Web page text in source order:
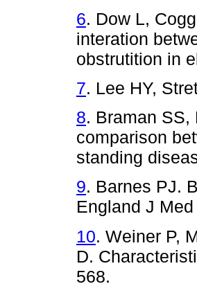
6. Dow L,
interation
obstrutition in
7. Lee HY,
8. Braman SS,
comparison
standing
9. Barnes PJ.
England J
10. Weiner P,
D.
568.